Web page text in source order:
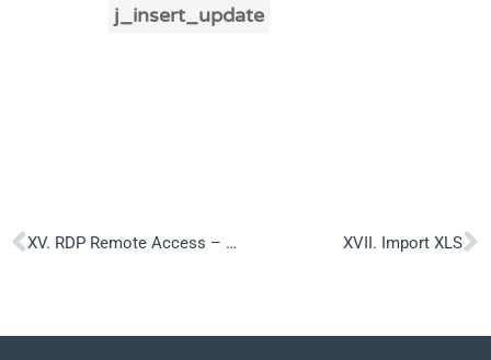
j_insert_update
XV. RDP Remote Access – uprawnienia użytkowników do zdalnego logowania do serwerów XVII. Import XLS